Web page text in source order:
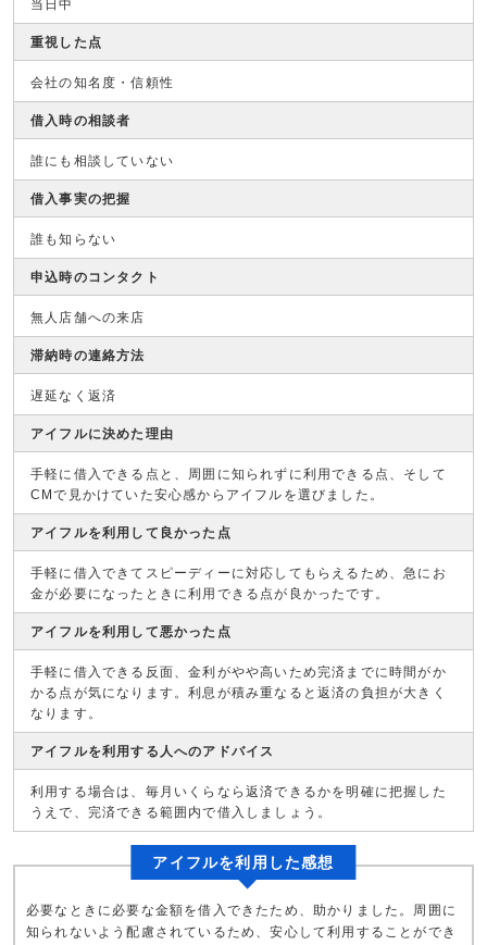
当日中
重視した点
会社の知名度・信頼性
借入時の相談者
誰にも相談していない
借入事実の把握
誰も知らない
申込時のコンタクト
無人店舗への来店
滞納時の連絡方法
遅延なく返済
アイフルに決めた理由
手軽に借入できる点と、周囲に知られずに利用できる点、そして
CMで見かけていた安心感からアイフルを選びました。
アイフルを利用して良かった点
手軽に借入できてスピーディーに対応してもらえるため、急にお
金が必要になったときに利用できる点が良かったです。
アイフルを利用して悪かった点
手軽に借入できる反面、金利がやや高いため完済までに時間がか
かる点が気になります。利息が積み重なると返済の負担が大きく
なります。
アイフルを利用する人へのアドバイス
利用する場合は、毎月いくらなら返済できるかを明確に把握した
うえで、完済できる範囲内で借入しましょう。
アイフルを利用した感想
必要なときに必要な金額を借入できたため、助かりました。周囲に
知られないよう配慮されているため、安心して利用することができ